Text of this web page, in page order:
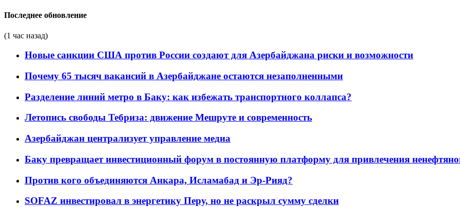
Последнее обновление
(1 час назад)
Новые санкции США против России создают для Азербайджана риски и возможности
Почему 65 тысяч вакансий в Азербайджане остаются незаполненными
Разделение линий метро в Баку: как избежать транспортного коллапса?
Летопись свободы Тебриза: движение Мешруте и современность
Азербайджан централизует управление медиа
Баку превращает инвестиционный форум в постоянную платформу для привлечения
Против кого объединяются Анкара, Исламабад и Эр-Рияд?
SOFAZ инвестировал в энергетику Перу, но не раскрыл сумму сделки